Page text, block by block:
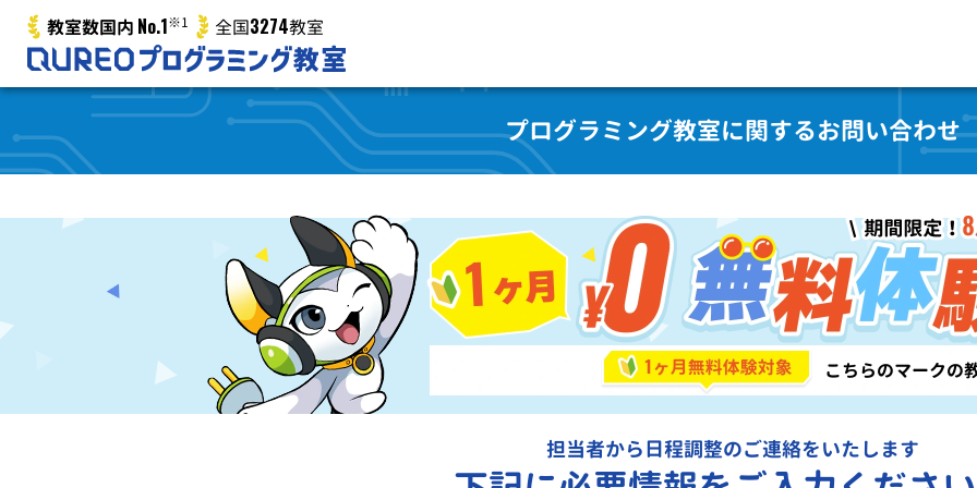
教室数国内 No.1※1 全国3274教室
プログラミング教室に関するお問い合わせ
担当者から日程調整のご連絡をいたします